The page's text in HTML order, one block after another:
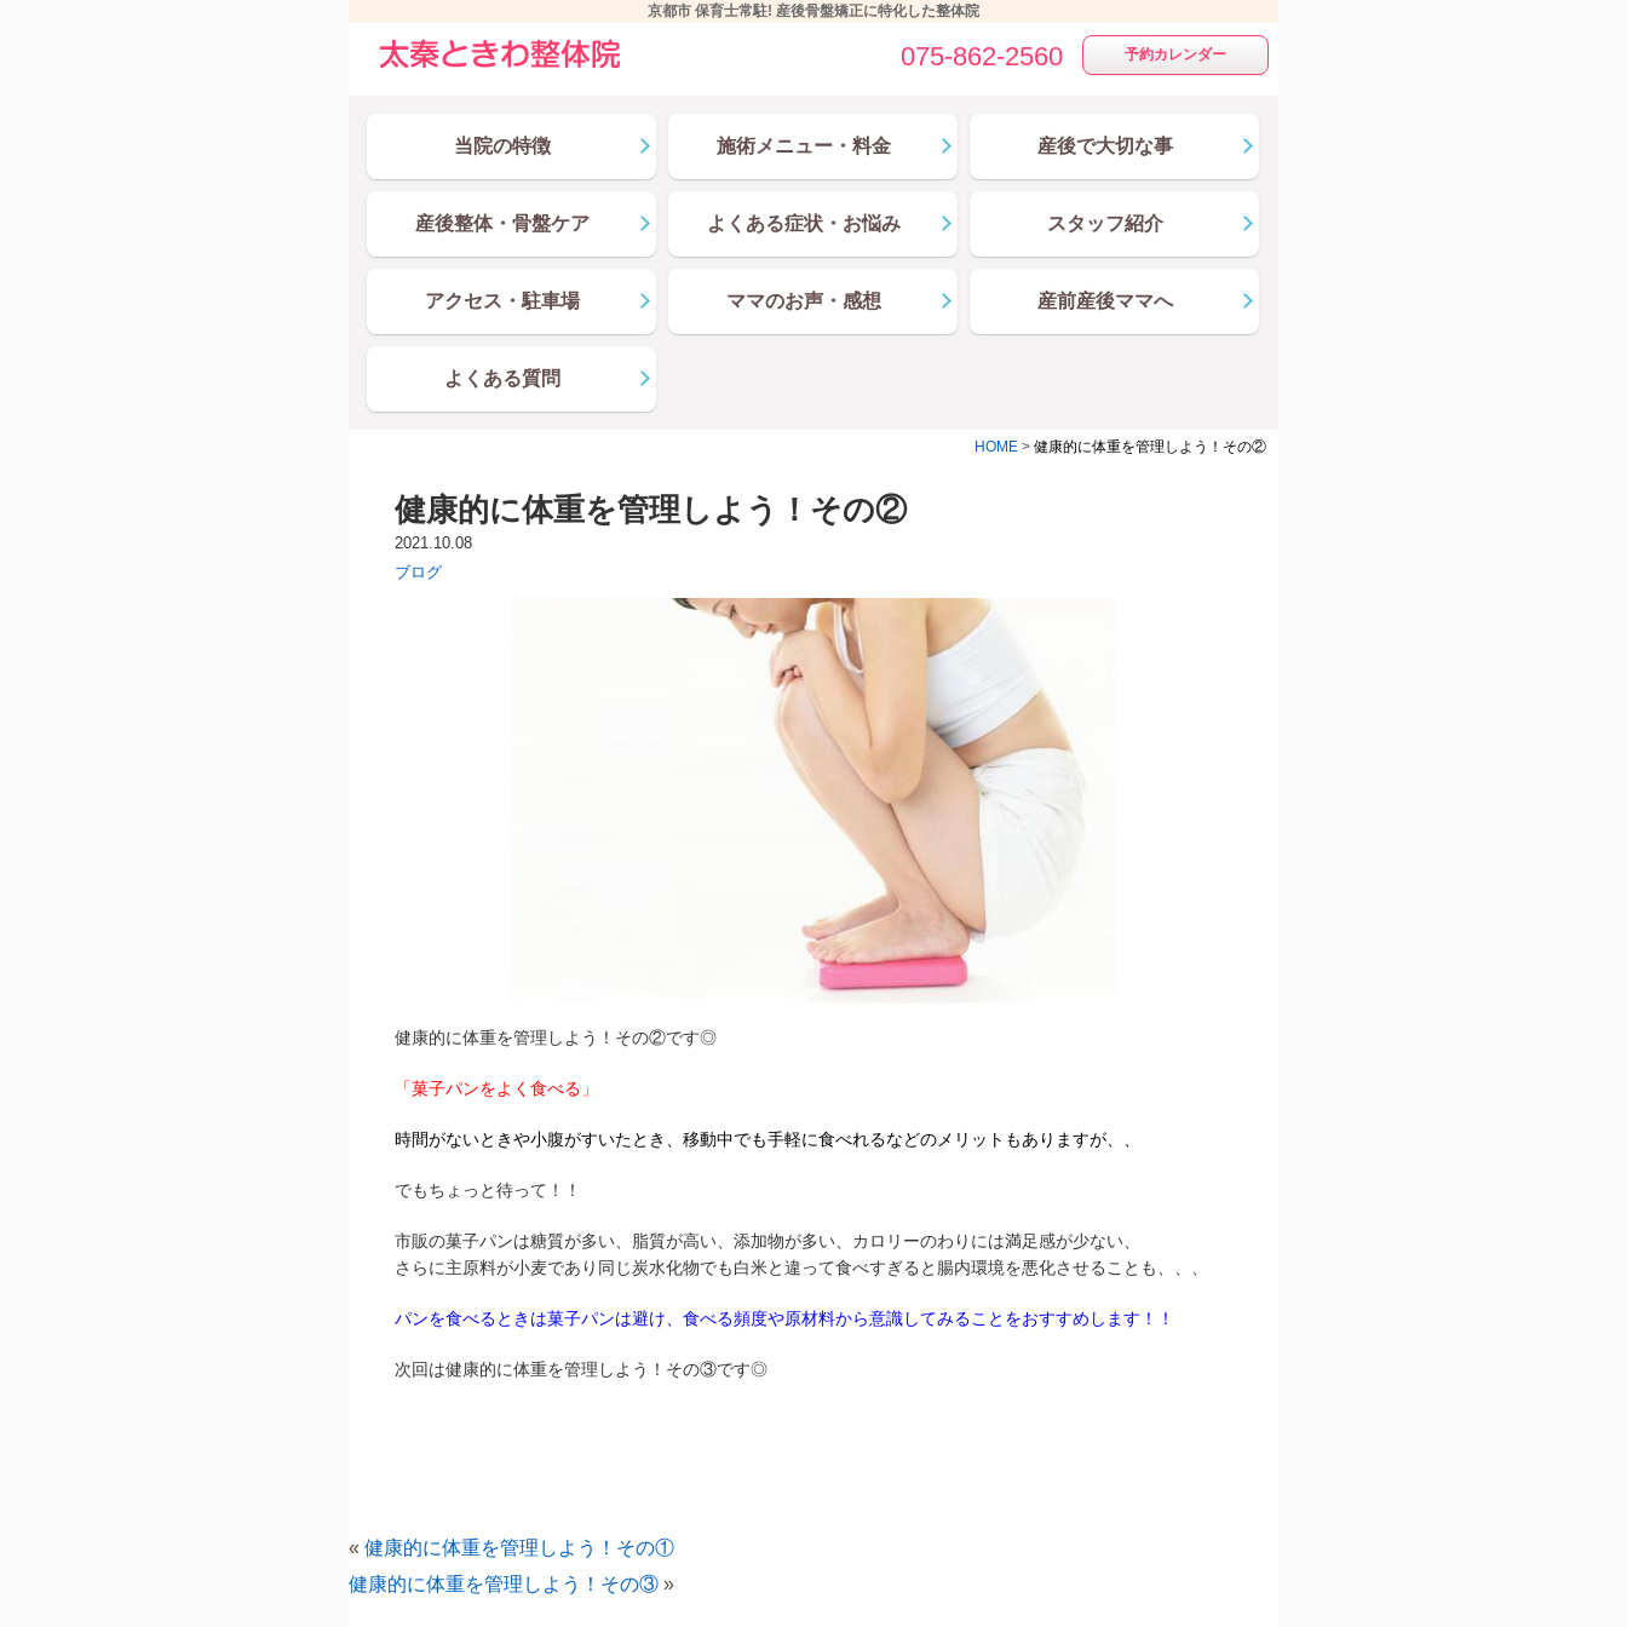
京都市 保育士常駐! 産後骨盤矯正に特化した整体院
075-862-2560 予約カレンダー
当院の特徴 施術メニュー・料金 産後で大切な事
産後整体・骨盤ケア よくある症状・お悩み スタッフ紹介
アクセス・駐車場 ママのお声・感想 産前産後ママへ
よくある質問
HOME > 健康的に体重を管理しよう！その②
健康的に体重を管理しよう！その②
2021.10.08
ブログ
健康的に体重を管理しよう！その②です◎
「菓子パンをよく食べる」
時間がないときや小腹がすいたとき、移動中でも手軽に食べれるなどのメリットもありますが、、
でもちょっと待って！！
市販の菓子パンは糖質が多い、脂質が高い、添加物が多い、カロリーのわりには満足感が少ない、
さらに主原料が小麦であり同じ炭水化物でも白米と違って食べすぎると腸内環境を悪化させることも、、、
パンを食べるときは菓子パンは避け、食べる頻度や原材料から意識してみることをおすすめします！！
次回は健康的に体重を管理しよう！その③です◎
« 健康的に体重を管理しよう！その①
健康的に体重を管理しよう！その③ »